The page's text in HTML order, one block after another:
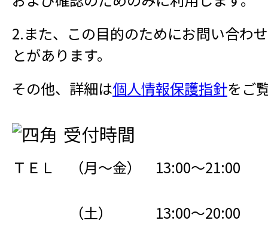
2.また、この目的のためにお問い合わ
とがあります。
その他、詳細は個人情報保護指針をご
受付時間
ＴＥＬ （月～金） 13:00～21:00
（土） 13:00～20:00